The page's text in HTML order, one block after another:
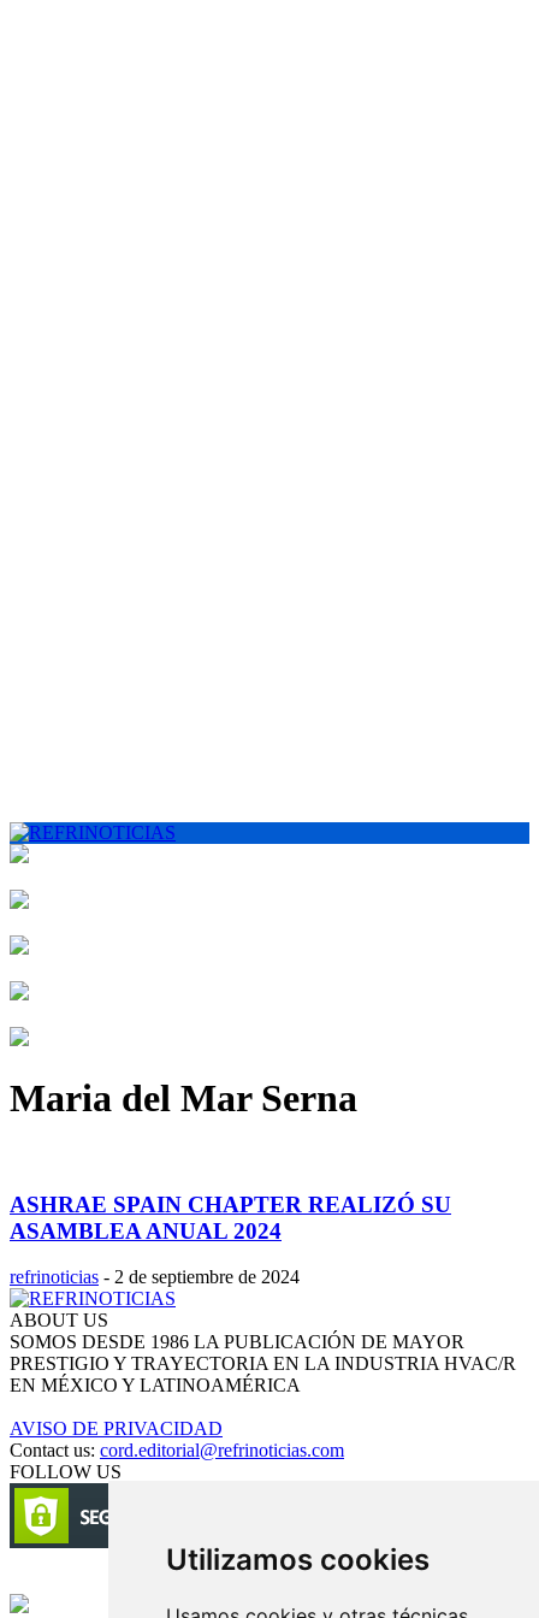
Utilizamos cookies
Maria del Mar Serna
ASHRAE SPAIN CHAPTER REALIZÓ SU
ASAMBLEA ANUAL 2024
refrinoticias - 2 de septiembre de 2024
ABOUT US
SOMOS DESDE 1986 LA PUBLICACIÓN DE MAYOR
PRESTIGIO Y TRAYECTORIA EN LA INDUSTRIA HVAC/R
EN MÉXICO Y LATINOAMÉRICA
AVISO DE PRIVACIDAD
Contact us: cord.editorial@refrinoticias.com
FOLLOW US